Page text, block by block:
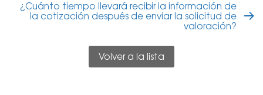
¿Cuánto tiempo llevará recibir la información de
la cotización después de enviar la solicitud de
valoración?
Volver a la lista